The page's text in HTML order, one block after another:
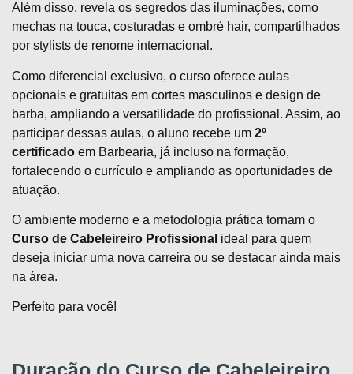
Além disso, revela os segredos das iluminações, como
mechas na touca, costuradas e ombré hair, compartilhados
por stylists de renome internacional.
Como diferencial exclusivo, o curso oferece aulas
opcionais e gratuitas em cortes masculinos e design de
barba, ampliando a versatilidade do profissional. Assim, ao
participar dessas aulas, o aluno recebe um 2º
certificado em Barbearia, já incluso na formação,
fortalecendo o currículo e ampliando as oportunidades de
atuação.
O ambiente moderno e a metodologia prática tornam o
Curso de Cabeleireiro Profissional ideal para quem
deseja iniciar uma nova carreira ou se destacar ainda mais
na área.
Perfeito para você!